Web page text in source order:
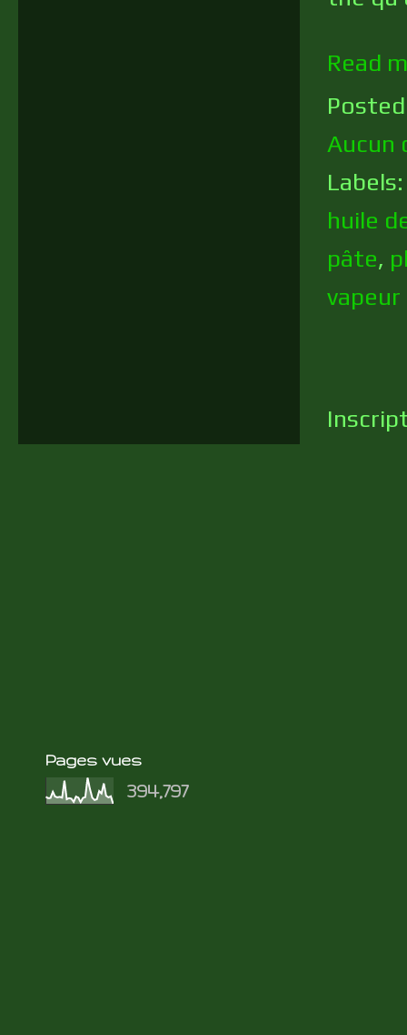
Read
Aucun
huile
pâte,
vapeur
Pages vues
394,797